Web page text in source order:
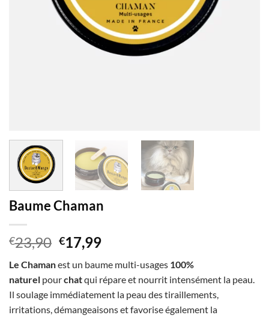
Baume Chaman
€23,90 Le
prix
initial
était :
€23,90.
€17,99Le
actuel
est :
€17,99.
Le Chamanest un baume multi-usages 100%
naturel pourchatqui répare et nourrit intensément la peau.
Il soulage immédiatement la peau des tiraillements,
irritations, démangeaisons et favorise également la